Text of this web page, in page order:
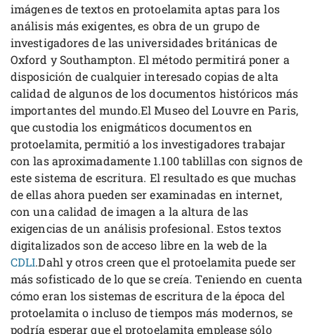
imágenes de textos en protoelamita aptas para los
análisis más exigentes, es obra de un grupo de
investigadores de las universidades británicas de
Oxford y Southampton. El método permitirá poner a
disposición de cualquier interesado copias de alta
calidad de algunos de los documentos históricos más
importantes del mundo.El Museo del Louvre en Paris,
que custodia los enigmáticos documentos en
protoelamita, permitió a los investigadores trabajar
con las aproximadamente 1.100 tablillas con signos de
este sistema de escritura. El resultado es que muchas
de ellas ahora pueden ser examinadas en internet,
con una calidad de imagen a la altura de las
exigencias de un análisis profesional. Estos textos
digitalizados son de acceso libre en la web de la
CDLI.Dahl y otros creen que el protoelamita puede ser
más sofisticado de lo que se creía. Teniendo en cuenta
cómo eran los sistemas de escritura de la época del
protoelamita o incluso de tiempos más modernos, se
podría esperar que el protoelamita emplease sólo